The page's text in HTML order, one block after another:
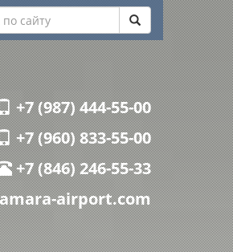
+7 (987) 444-55-00
+7 (960) 833-55-00
+7 (846) 246-55-33
airport.com